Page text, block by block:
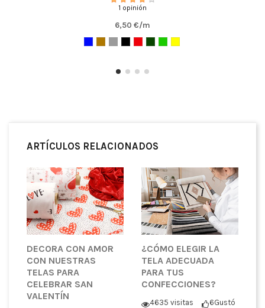
1 opinión
6,50 €/m
ARTÍCULOS RELACIONADOS
DECORA CON AMOR
CON NUESTRAS
TELAS PARA
CELEBRAR SAN
VALENTÍN
¿CÓMO ELEGIR LA
TELA ADECUADA
PARA TUS
CONFECCIONES?
4635 visitas 6Gustó